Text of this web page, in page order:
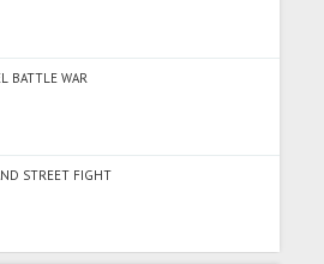
BATTLE WAR
STREET FIGHT